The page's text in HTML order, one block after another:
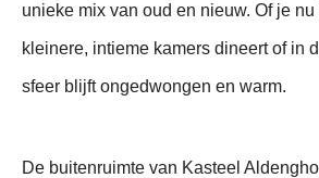
unieke mix van oud en nieuw. Of je
kleinere, intieme kamers dineert of in
sfeer blijft ongedwongen en warm.
De buitenruimte van Kasteel